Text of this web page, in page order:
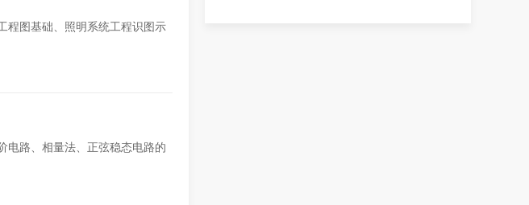
程图基础、照明系统工程识图示
电路、相量法、正弦稳态电路的